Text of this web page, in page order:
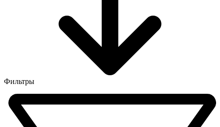
Фильтры